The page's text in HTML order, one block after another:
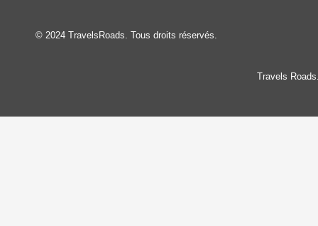
© 2024 TravelsRoads. Tous droits réservés.
Travels